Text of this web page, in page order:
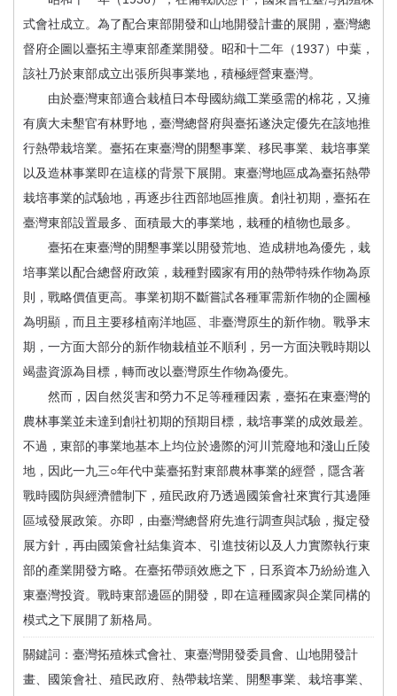
式會社成立。為了配合東部開發和山地開發計畫的展開，臺灣總
督府企圖以臺拓主導東部產業開發。昭和十二年（1937）中葉，
該社乃於東部成立出張所與事業地，積極經營東臺灣。
由於臺灣東部適合栽植日本母國紡織工業亟需的棉花，又擁
有廣大未墾官有林野地，臺灣總督府與臺拓遂決定優先在該地推
行熱帶栽培業。臺拓在東臺灣的開墾事業、移民事業、栽培事業
以及造林事業即在這樣的背景下展開。東臺灣地區成為臺拓熱帶
栽培事業的試驗地，再逐步往西部地區推廣。創社初期，臺拓在
臺灣東部設置最多、面積最大的事業地，栽種的植物也最多。
臺拓在東臺灣的開墾事業以開發荒地、造成耕地為優先，栽
培事業以配合總督府政策，栽種對國家有用的熱帶特殊作物為原
則，戰略價值更高。事業初期不斷嘗試各種軍需新作物的企圖極
為明顯，而且主要移植南洋地區、非臺灣原生的新作物。戰爭末
期，一方面大部分的新作物栽植並不順利，另一方面決戰時期以
竭盡資源為目標，轉而改以臺灣原生作物為優先。
然而，因自然災害和勞力不足等種種因素，臺拓在東臺灣的
農林事業並未達到創社初期的預期目標，栽培事業的成效最差。
不過，東部的事業地基本上均位於邊際的河川荒廢地和淺山丘陵
地，因此一九三○年代中葉臺拓對東部農林事業的經營，隱含著
戰時國防與經濟體制下，殖民政府乃透過國策會社來實行其邊陲
區域發展政策。亦即，由臺灣總督府先進行調查與試驗，擬定發
展方針，再由國策會社結集資本、引進技術以及人力實際執行東
部的產業開發方略。在臺拓帶頭效應之下，日系資本乃紛紛進入
東臺灣投資。戰時東部邊區的開發，即在這種國家與企業同構的
模式之下展開了新格局。
關鍵詞：臺灣拓殖株式會社、東臺灣開發委員會、山地開發計
畫、國策會社、殖民政府、熱帶栽培業、開墾事業、栽培事業、